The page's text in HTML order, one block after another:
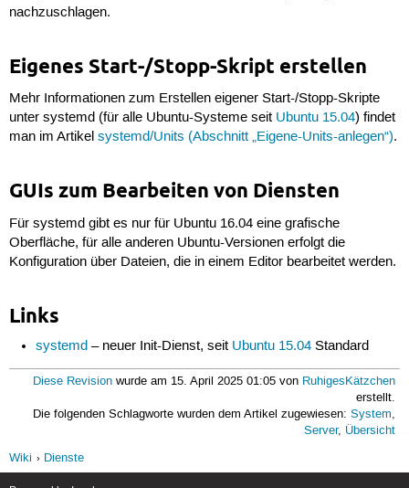
nachzuschlagen.
Eigenes Start-/Stopp-Skript erstellen
Mehr Informationen zum Erstellen eigener Start-/Stopp-Skripte
unter systemd (für alle Ubuntu-Systeme seit Ubuntu 15.04) findet
man im Artikel systemd/Units (Abschnitt „Eigene-Units-anlegen“).
GUIs zum Bearbeiten von Diensten
Für systemd gibt es nur für Ubuntu 16.04 eine grafische
Oberfläche, für alle anderen Ubuntu-Versionen erfolgt die
Konfiguration über Dateien, die in einem Editor bearbeitet werden.
Links
systemd – neuer Init-Dienst, seit Ubuntu 15.04 Standard
Diese Revision wurde am 15. April 2025 01:05 von RuhigesKätzchen
erstellt.
Die folgenden Schlagworte wurden dem Artikel zugewiesen:System,
Server, Übersicht
Wiki
Dienste